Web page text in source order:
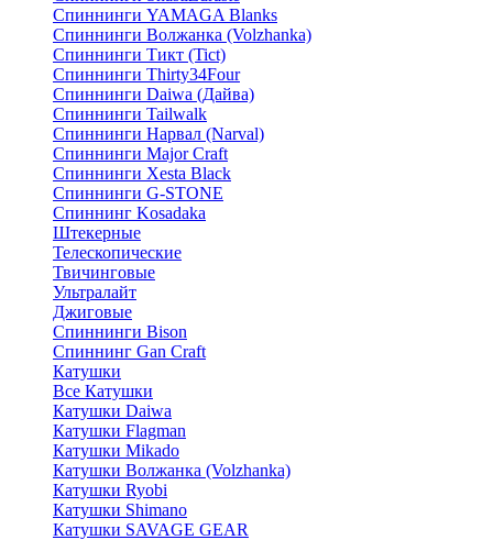
Спиннинги YAMAGA Blanks
Спиннинги Волжанка (Volzhanka)
Спиннинги Тикт (Tict)
Спиннинги Thirty34Four
Спиннинги Daiwa (Дайва)
Спиннинги Tailwalk
Спиннинги Нарвал (Narval)
Спиннинги Major Craft
Спиннинги Xesta Black
Спиннинги G-STONE
Спиннинг Kosadaka
Штекерные
Телескопические
Твичинговые
Ультралайт
Джиговые
Спиннинги Bison
Спиннинг Gan Craft
Катушки
Все Катушки
Катушки Daiwa
Катушки Flagman
Катушки Mikado
Катушки Волжанка (Volzhanka)
Катушки Ryobi
Катушки Shimano
Катушки SAVAGE GEAR